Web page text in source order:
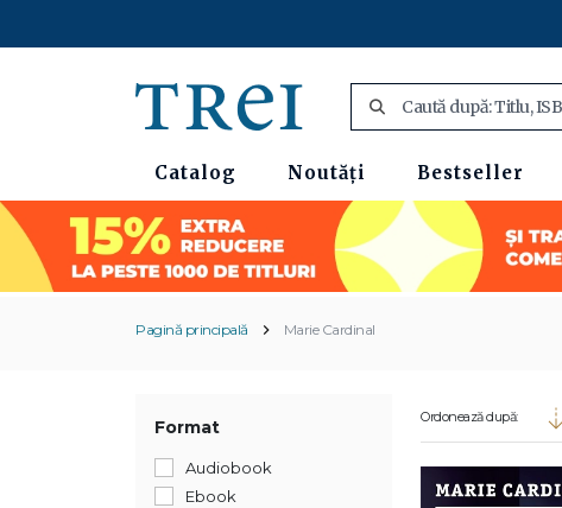
Catalog Noutăți Bestseller
Pagină principală Marie Cardinal
Format
Audiobook
Ebook
Ordonează după: